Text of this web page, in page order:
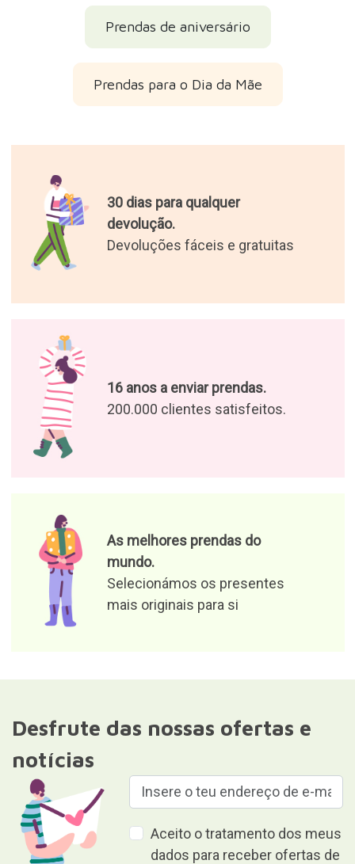
Prendas de aniversário
Prendas para o Dia da Mãe
30 dias para qualquer
devolução.
Devoluções fáceis e gratuitas
16 anos a enviar prendas.
200.000 clientes satisfeitos.
As melhores prendas do
mundo.
Selecionámos os presentes
mais originais para si
Desfrute das nossas ofertas e
notícias
Aceito o tratamento dos meus
dados para receber ofertas de